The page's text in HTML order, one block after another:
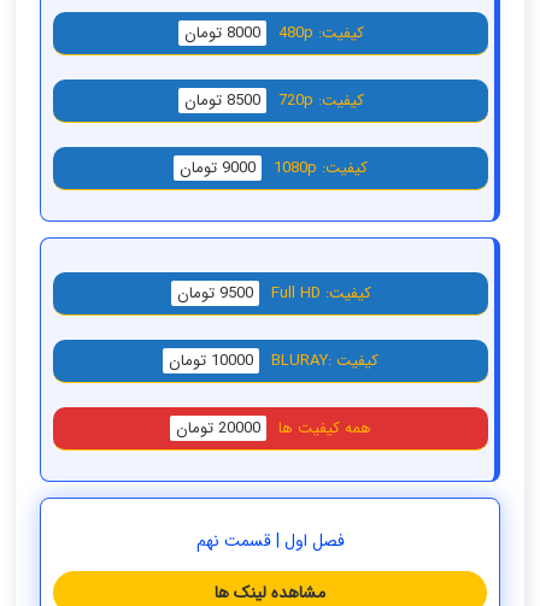
کیفیت: 480p 8000 تومان
کیفیت: 720p 8500 تومان
کیفیت: 1080p 9000 تومان
کیفیت: Full HD 9500 تومان
کیفیت :BLURAY 10000 تومان
همه کیفیت ها 20000 تومان
فصل اول | قسمت نهم
مشاهده لینک ها